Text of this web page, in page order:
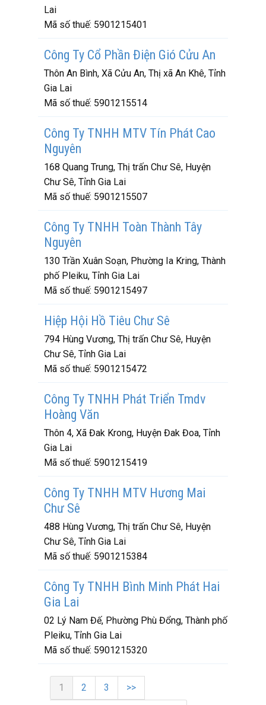
Lai
Mã số thuế: 5901215401
Công Ty Cổ Phần Điện Gió Cửu An
Thôn An Bình, Xã Cửu An, Thị xã An Khê, Tỉnh
Gia Lai
Mã số thuế: 5901215514
Công Ty TNHH MTV Tín Phát Cao
Nguyên
168 Quang Trung, Thị trấn Chư Sê, Huyện
Chư Sê, Tỉnh Gia Lai
Mã số thuế: 5901215507
Công Ty TNHH Toàn Thành Tây
Nguyên
130 Trần Xuân Soạn, Phường Ia Kring, Thành
phố Pleiku, Tỉnh Gia Lai
Mã số thuế: 5901215497
Hiệp Hội Hồ Tiêu Chư Sê
794 Hùng Vương, Thị trấn Chư Sê, Huyện
Chư Sê, Tỉnh Gia Lai
Mã số thuế: 5901215472
Công Ty TNHH Phát Triển Tmdv
Hoàng Văn
Thôn 4, Xã Đak Krong, Huyện Đak Đoa, Tỉnh
Gia Lai
Mã số thuế: 5901215419
Công Ty TNHH MTV Hương Mai
Chư Sê
488 Hùng Vương, Thị trấn Chư Sê, Huyện
Chư Sê, Tỉnh Gia Lai
Mã số thuế: 5901215384
Công Ty TNHH Bình Minh Phát Hai
Gia Lai
02 Lý Nam Đế, Phường Phù Đổng, Thành phố
Pleiku, Tỉnh Gia Lai
Mã số thuế: 5901215320
1 2 3 >>